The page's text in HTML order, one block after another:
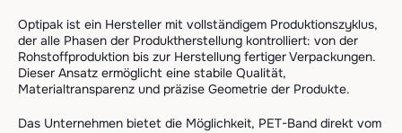
Optipak ist ein Hersteller mit vollständigem Produktionszyklus,
der alle Phasen der Produktherstellung kontrolliert: von der
Rohstoffproduktion bis zur Herstellung fertiger Verpackungen.
Dieser Ansatz ermöglicht eine stabile Qualität,
Materialtransparenz und präzise Geometrie der Produkte.
Das Unternehmen bietet die Möglichkeit, PET-Band direkt vom